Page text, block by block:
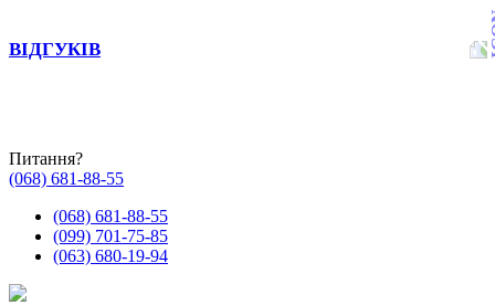
ВІДГУКІВ
Питання?
(068) 681-88-55
(068) 681-88-55
(099) 701-75-85
(063) 680-19-94